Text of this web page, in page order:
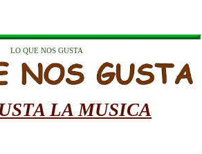
LO QUE NOS GUSTA
LA MUSICA